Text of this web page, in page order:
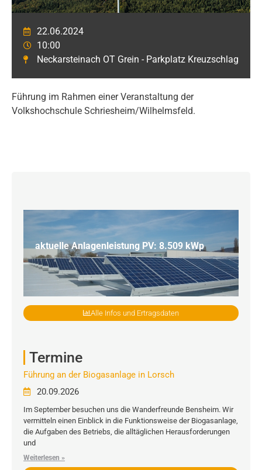
22.06.2024
10:00
Neckarsteinach OT Grein - Parkplatz Kreuzschlag
Führung im Rahmen einer Veranstaltung der
Volkshochschule Schriesheim/Wilhelmsfeld.
aktuelle Anlagenleistung PV: 8.509 kWp
Alle Infos und Ertragsdaten
Termine
Führung an der Biogasanlage in Lorsch
20.09.2026
Im September besuchen uns die Wanderfreunde Bensheim. Wir
vermitteln einen Einblick in die Funktionsweise der Biogasanlage,
die Aufgaben des Betriebs, die alltäglichen Herausforderungen
und
Weiterlesen »